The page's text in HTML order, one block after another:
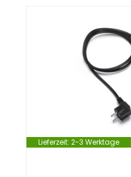
Lieferzeit: 2-3 Werktage